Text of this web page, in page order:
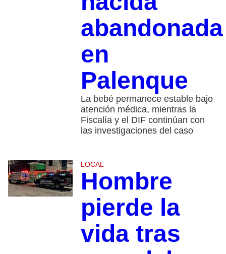
abandonada
en
Palenque
La bebé permanece estable bajo
atención médica, mientras la
Fiscalía y el DIF continúan con
las investigaciones del caso
LOCAL
Hombre
pierde la
vida tras